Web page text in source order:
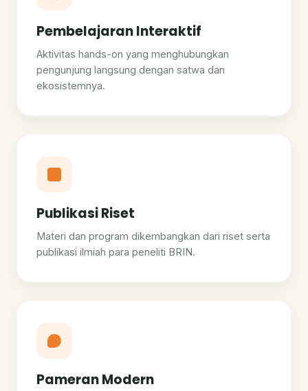
Pembelajaran Interaktif
Aktivitas hands-on yang menghubungkan
pengunjung langsung dengan satwa dan
ekosistemnya.
Publikasi Riset
Materi dan program dikembangkan dari riset serta
publikasi ilmiah para peneliti BRIN.
Pameran Modern